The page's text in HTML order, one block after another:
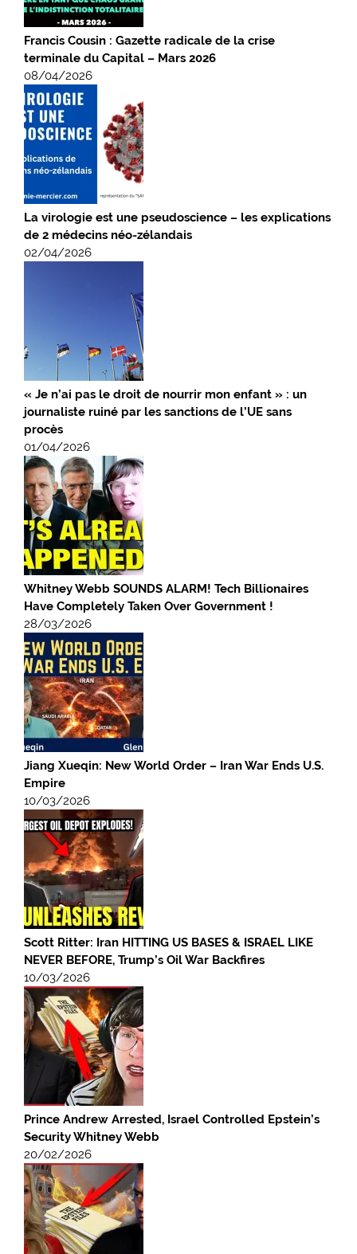
Francis Cousin : Gazette radicale de la crise
terminale du Capital – Mars 2026
08/04/2026
La virologie est une pseudoscience – les explications
de 2 médecins néo-zélandais
02/04/2026
« Je n’ai pas le droit de nourrir mon enfant » : un
journaliste ruiné par les sanctions de l’UE sans
procès
01/04/2026
Whitney Webb SOUNDS ALARM! Tech Billionaires
Have Completely Taken Over Government !
28/03/2026
Jiang Xueqin: New World Order – Iran War Ends U.S.
Empire
10/03/2026
Scott Ritter: Iran HITTING US BASES & ISRAEL LIKE
NEVER BEFORE, Trump’s Oil War Backfires
10/03/2026
Prince Andrew Arrested, Israel Controlled Epstein’s
Security Whitney Webb
20/02/2026